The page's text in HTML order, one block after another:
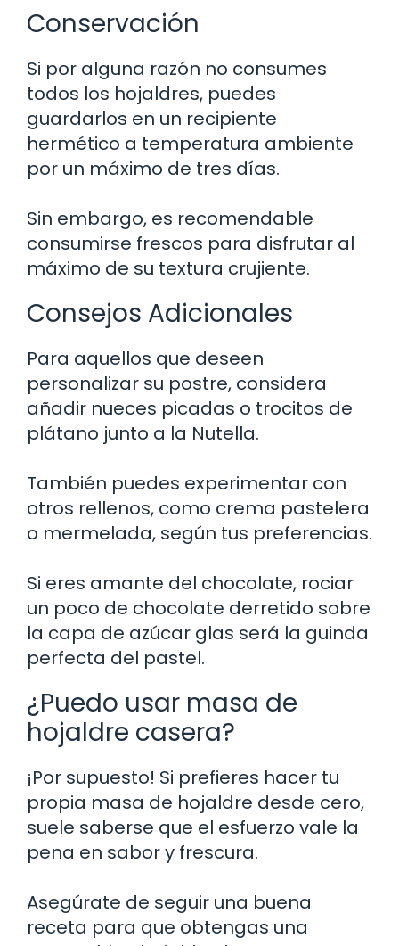
Conservación
Si por alguna razón no consumes
todos los hojaldres, puedes
guardarlos en un recipiente
hermético a temperatura ambiente
por un máximo de tres días.
Sin embargo, es recomendable
consumirse frescos para disfrutar al
máximo de su textura crujiente.
Consejos Adicionales
Para aquellos que deseen
personalizar su postre, considera
añadir nueces picadas o trocitos de
plátano junto a la Nutella.
También puedes experimentar con
otros rellenos, como crema pastelera
o mermelada, según tus preferencias.
Si eres amante del chocolate, rociar
un poco de chocolate derretido sobre
la capa de azúcar glas será la guinda
perfecta del pastel.
¿Puedo usar masa de
hojaldre casera?
¡Por supuesto! Si prefieres hacer tu
propia masa de hojaldre desde cero,
suele saberse que el esfuerzo vale la
pena en sabor y frescura.
Asegúrate de seguir una buena
receta para que obtengas una